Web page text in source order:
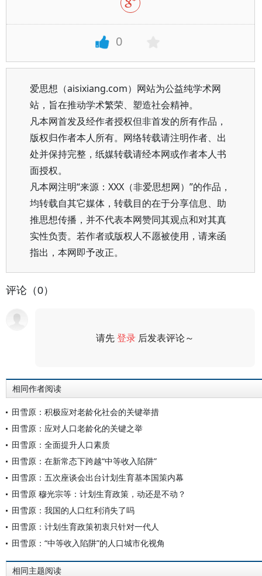
0
爱思想（aisixiang.com）网站为公益纯学术网
站，旨在推动学术繁荣、塑造社会精神。
凡本网首发及经作者授权但非首发的所有作品，
版权归作者本人所有。网络转载请注明作者、出
处并保持完整，纸媒转载请经本网或作者本人书
面授权。
凡本网注明“来源：XXX（非爱思想网）”的作品，
均转载自其它媒体，转载目的在于分享信息、助
推思想传播，并不代表本网赞同其观点和对其真
实性负责。若作者或版权人不愿被使用，请来函
指出，本网即予改正。
评论（0）
请先登录 后发表评论～
相同作者阅读
田雪原：积极应对老龄化社会的关键举措
田雪原：应对人口老龄化的关键之举
田雪原：全面提升人口素质
田雪原：在新常态下跨越“中等收入陷阱”
田雪原：五次座谈会出台计划生育基本国策内幕
田雪原 穆光宗等：计划生育政策，动还是不动？
田雪原：我国的人口红利消失了吗
田雪原：计划生育政策初衷只针对一代人
田雪原：“中等收入陷阱”的人口城市化视角
相同主题阅读